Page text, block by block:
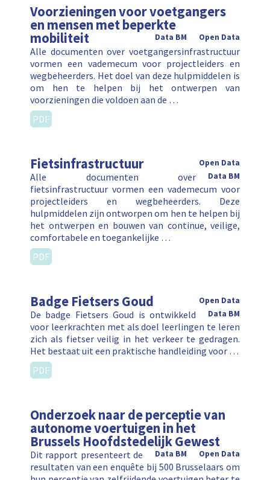
Voorzieningen voor voetgangers
en mensen met beperkte
mobiliteit Open Data
Data BM
Alle documenten over voetgangersinfrastructuur
vormen een vademecum voor projectleiders en
wegbeheerders. Het doel van deze hulpmiddelen is
om hen te helpen bij het ontwerpen van
voorzieningen die voldoen aan de …
PDF
Fietsinfrastructuur
Open Data
Data BM
Alle documenten over
fietsinfrastructuur vormen een vademecum voor
projectleiders en wegbeheerders. Deze
hulpmiddelen zijn ontworpen om hen te helpen bij
het ontwerpen en bouwen van continue, veilige,
comfortabele en toegankelijke …
PDF
Badge Fietsers Goud
Open Data
Data BM
De badge Fietsers Goud is ontwikkeld
voor leerkrachten met als doel leerlingen te leren
zich als fietser veilig in het verkeer te gedragen.
Het bestaat uit een praktische handleiding voor …
PDF
Onderzoek naar de perceptie van
autonome voertuigen in het
Brussels Hoofdstedelijk Gewest
Open Data
Data BM
Dit rapport presenteert de
resultaten van een enquête bij 500 Brusselaars om